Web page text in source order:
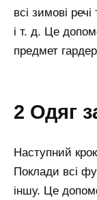
всі зимові
і т. д. Це
предмет
2 Одяг
Наступний
Поклади всі
іншу. Це